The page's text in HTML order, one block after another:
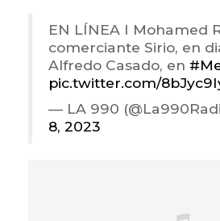
EN LÍNEA I Mohamed
comerciante Sirio, en
Alfredo Casado, en
pic.twitter.com/
— LA 990
8, 2023